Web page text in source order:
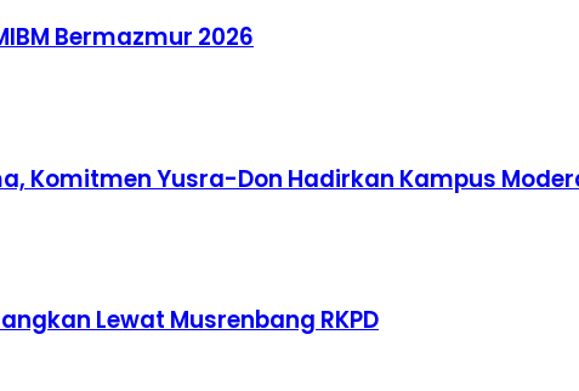
Bermazmur 2026
Komitmen Yusra-Don Hadirkan Kampus
Lewat Musrenbang RKPD